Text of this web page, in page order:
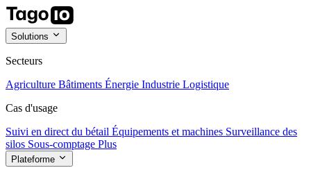
Solutions
Secteurs
Agriculture Bâtiments Énergie Industrie Logistique
Cas d'usage
Suivi en direct du bétail Équipements et machines Surveillance des
silos Sous-comptage Plus
Plateforme